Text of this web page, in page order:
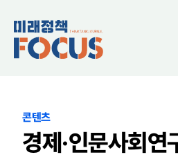
콘텐츠
경제·인문사회연